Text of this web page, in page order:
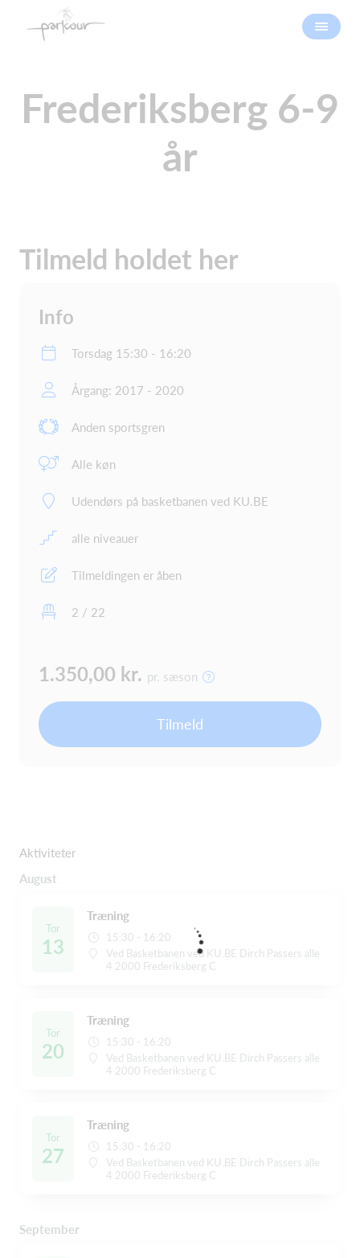
Frederiksberg 6-9
år
Tilmeld holdet her
Info
Torsdag 15:30 - 16:20
Årgang: 2017 - 2020
Anden sportsgren
Alle køn
Udendørs på basketbanen ved KU.BE
alle niveauer
Tilmeldingen er åben
2 / 22
1.350,00 kr. pr. sæson
Tilmeld
Aktiviteter
August
Tor
13
Træning
15:30 - 16:20
Ved Basketbanen ved KU.BE Dirch Passers alle
4 2000 Frederiksberg C
Tor
20
Træning
15:30 - 16:20
Ved Basketbanen ved KU.BE Dirch Passers alle
4 2000 Frederiksberg C
Tor
27
Træning
15:30 - 16:20
Ved Basketbanen ved KU.BE Dirch Passers alle
4 2000 Frederiksberg C
September